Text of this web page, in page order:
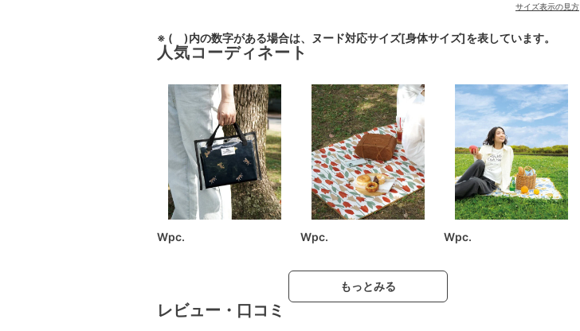
サイズ表示の見方
※ ( )内の数字がある場合は、ヌード対応サイズ[身体サイズ]を表しています。
人気コーディネート
Wpc. Wpc. Wpc.
もっとみる
レビュー・口コミ